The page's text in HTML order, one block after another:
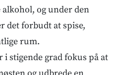
og under den
det forbudt at spise,
rum.
stigende grad fokus på at